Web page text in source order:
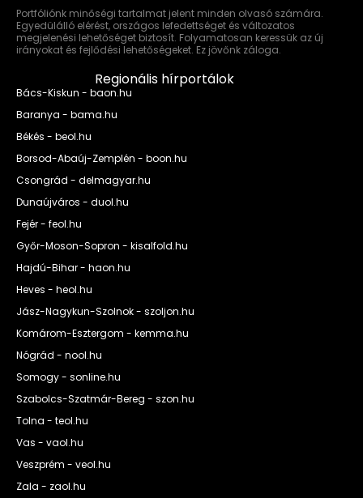
Portfóliónk minőségi tartalmat jelent minden olvasó számára.
Egyedülálló elérést, országos lefedettséget és változatos
megjelenési lehetőséget biztosít. Folyamatosan keressük az új
irányokat és fejlődési lehetőségeket. Ez jövőnk záloga.
Regionális hírportálok
Bács-Kiskun - baon.hu
Baranya - bama.hu
Békés - beol.hu
Borsod-Abaúj-Zemplén - boon.hu
Csongrád - delmagyar.hu
Dunaújváros - duol.hu
Fejér - feol.hu
Győr-Moson-Sopron - kisalfold.hu
Hajdú-Bihar - haon.hu
Heves - heol.hu
Jász-Nagykun-Szolnok - szoljon.hu
Komárom-Esztergom - kemma.hu
Nógrád - nool.hu
Somogy - sonline.hu
Szabolcs-Szatmár-Bereg - szon.hu
Tolna - teol.hu
Vas - vaol.hu
Veszprém - veol.hu
Zala - zaol.hu